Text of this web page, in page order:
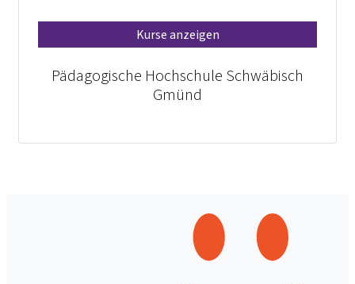
Kurse anzeigen
Pädagogische Hochschule Schwäbisch
Gmünd